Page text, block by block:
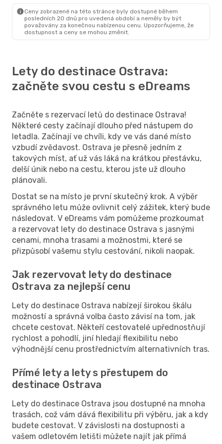
Ceny zobrazené na této stránce byly dostupné během
posledních 20 dnů pro uvedená období a neměly by být
považovány za konečnou nabízenou cenu. Upozorňujeme, že
dostupnost a ceny se mohou změnit.
Lety do destinace Ostrava:
začněte svou cestu s eDreams
Začněte s rezervací letů do destinace Ostrava!
Některé cesty začínají dlouho před nástupem do
letadla. Začínají ve chvíli, kdy ve vás dané místo
vzbudí zvědavost. Ostrava je přesně jedním z
takových míst, ať už vás láká na krátkou přestávku,
delší únik nebo na cestu, kterou jste už dlouho
plánovali.
Dostat se na místo je první skutečný krok. A výběr
správného letu může ovlivnit celý zážitek, který bude
následovat. V eDreams vám pomůžeme prozkoumat
a rezervovat lety do destinace Ostrava s jasnými
cenami, mnoha trasami a možnostmi, které se
přizpůsobí vašemu stylu cestování, nikoli naopak.
Jak rezervovat lety do destinace
Ostrava za nejlepší cenu
Lety do destinace Ostrava nabízejí širokou škálu
možností a správná volba často závisí na tom, jak
chcete cestovat. Někteří cestovatelé upřednostňují
rychlost a pohodlí, jiní hledají flexibilitu nebo
výhodnější cenu prostřednictvím alternativních tras.
Přímé lety a lety s přestupem do
destinace Ostrava
Lety do destinace Ostrava jsou dostupné na mnoha
trasách, což vám dává flexibilitu při výběru, jak a kdy
budete cestovat. V závislosti na dostupnosti a
vašem odletovém letišti můžete najít jak přímá